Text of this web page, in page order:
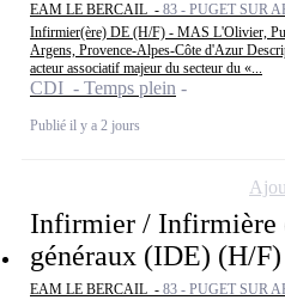
EAM LE BERCAIL - 83 - PUGET SUR
Infirmier(ère) DE (H/F) - MAS L'Olivier,
Argens, Provence-Alpes-Côte d'Azur
acteur associatif majeur du secteur du «...
CDI - Temps plein
Publié il y a 2 jours
Infirmier / Infirmière
généraux (IDE) (H/F)
EAM LE BERCAIL - 83 - PUGET SUR